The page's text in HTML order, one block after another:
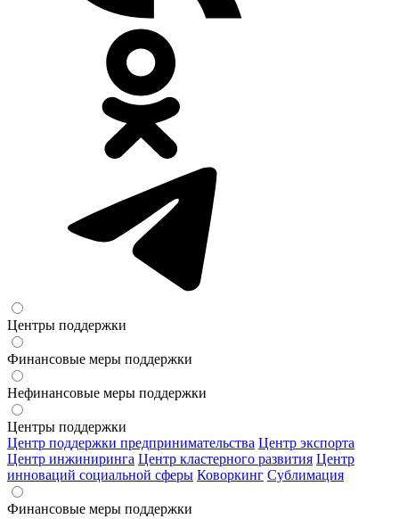
Центры поддержки
Финансовые меры поддержки
Нефинансовые меры поддержки
Центры поддержки
Центр поддержки предпринимательства Центр экспорта
Центр инжиниринга Центр кластерного развития Центр
инноваций социальной сферы Коворкинг Сублимация
Финансовые меры поддержки